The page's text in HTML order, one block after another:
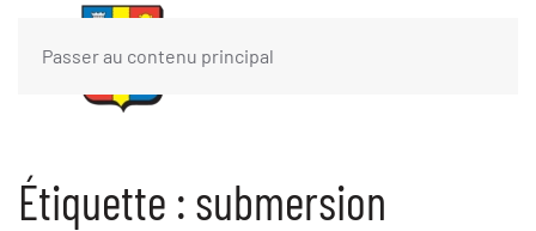
Passer au contenu principal
Étiquette : submersion